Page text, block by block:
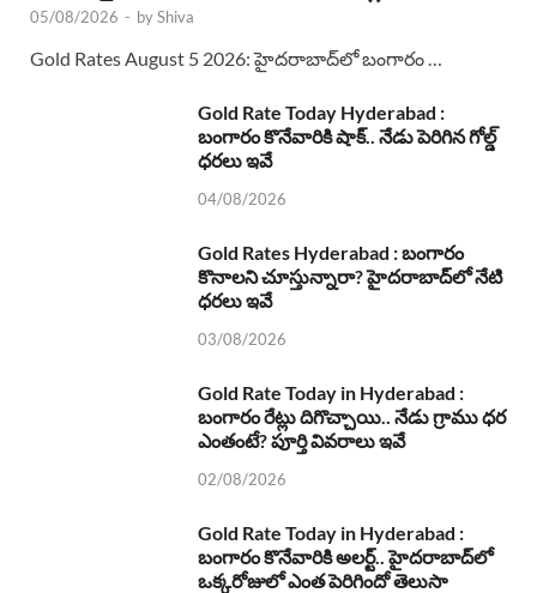
05/08/2026 - byShiva
Gold Rates August 5 2026: హైదరాబాద్‌లో బంగారం …
Gold Rate Today Hyderabad :
బంగారం కొనేవారికి షాక్.. నేడు పెరిగిన గోల్డ్
ధరలు ఇవే
04/08/2026
Gold Rates Hyderabad : బంగారం
కొనాలని చూస్తున్నారా? హైదరాబాద్‌లో నేటి
ధరలు ఇవే
03/08/2026
Gold Rate Today in Hyderabad :
బంగారం రేట్లు దిగొచ్చాయి.. నేడు గ్రాము ధర
ఎంతంటే? పూర్తి వివరాలు ఇవే
02/08/2026
Gold Rate Today in Hyderabad :
బంగారం కొనేవారికి అలర్ట్.. హైదరాబాద్‌లో
ఒక్కరోజులో ఎంత పెరిగిందో తెలుసా